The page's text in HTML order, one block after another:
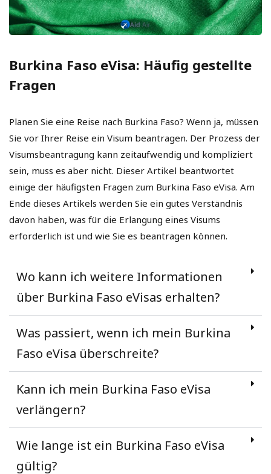
Burkina Faso eVisa: Häufig gestellte
Fragen
Planen Sie eine Reise nach Burkina Faso? Wenn ja, müssen
Sie vor Ihrer Reise ein Visum beantragen. Der Prozess der
Visumsbeantragung kann zeitaufwendig und kompliziert
sein, muss es aber nicht. Dieser Artikel beantwortet
einige der häufigsten Fragen zum Burkina Faso eVisa. Am
Ende dieses Artikels werden Sie ein gutes Verständnis
davon haben, was für die Erlangung eines Visums
erforderlich ist und wie Sie es beantragen können.
Wo kann ich weitere Informationen
über Burkina Faso eVisas erhalten?
Was passiert, wenn ich mein Burkina
Faso eVisa überschreite?
Kann ich mein Burkina Faso eVisa
verlängern?
Wie lange ist ein Burkina Faso eVisa
gültig?